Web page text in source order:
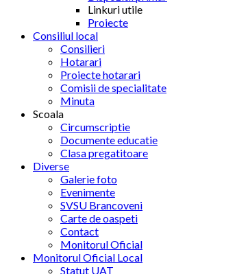
Linkuri utile
Proiecte
Consiliul local
Consilieri
Hotarari
Proiecte hotarari
Comisii de specialitate
Minuta
Scoala
Circumscriptie
Documente educatie
Clasa pregatitoare
Diverse
Galerie foto
Evenimente
SVSU Brancoveni
Carte de oaspeti
Contact
Monitorul Oficial
Monitorul Oficial Local
Statut UAT